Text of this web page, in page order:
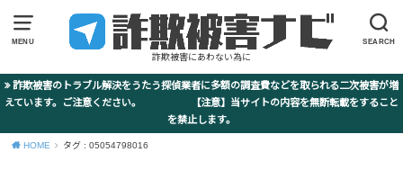
MENU SEARCH
詐欺被害にあわない為に
詐欺被害のトラブル解決をうたう探偵業者に多額の調査費などを取られる二次被害が増
えています。ご注意ください。 【注意】当サイトの内容を無断転載をすること
を禁止します。
HOME タグ : 05054798016